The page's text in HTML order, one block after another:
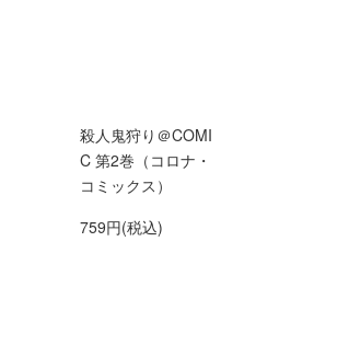
殺人鬼狩り＠COMI
C 第2巻（コロナ・
コミックス）
759円(税込)